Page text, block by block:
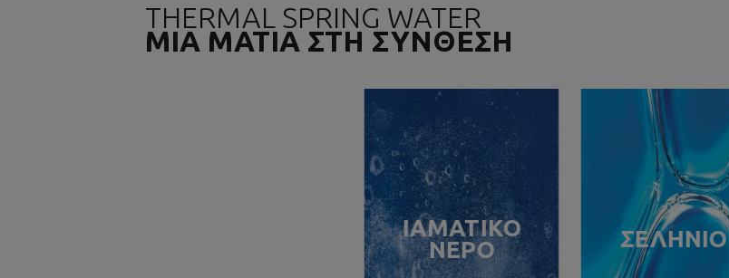
THERMAL SPRING WATER
ΜΙΑ ΜΑΤΙΑ ΣΤΗ ΣΥΝΘΕΣΗ
ΙΑΜΑΤΙΚΟ
ΝΕΡΟ
ΣΕΛΗΝΙΟ